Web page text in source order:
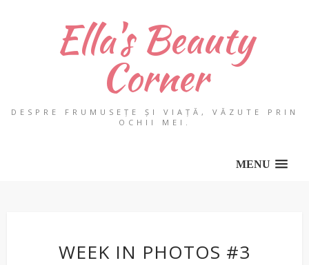
Ella's Beauty
Corner
DESPRE FRUMUSEȚE ȘI VIAȚĂ, VĂZUTE PRIN
OCHII MEI.
MENU
WEEK IN PHOTOS #3